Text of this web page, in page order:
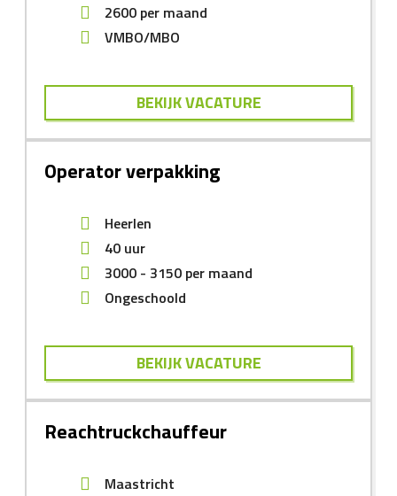
2600 per maand
VMBO/MBO
BEKIJK VACATURE
Operator verpakking
Heerlen
40 uur
3000 - 3150 per maand
Ongeschoold
BEKIJK VACATURE
Reachtruckchauffeur
Maastricht